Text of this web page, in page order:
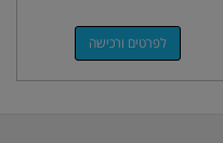
לפרטים ורכישה